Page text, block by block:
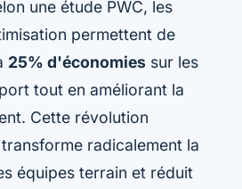
une étude PWC, les
permettent de
25% d'économies sur les
tout en améliorant la
Cette révolution
radicalement la
équipes terrain et réduit